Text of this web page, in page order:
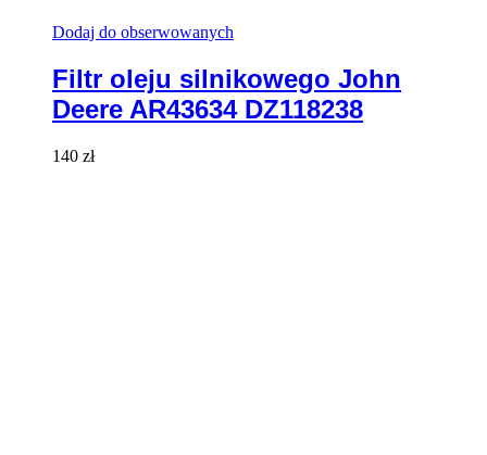
Dodaj do obserwowanych
Filtr oleju silnikowego John
Deere AR43634 DZ118238
140 zł